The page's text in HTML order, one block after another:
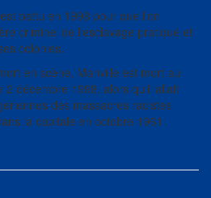
battu en 1998 pour que l’on
criminel de l’esclavage pratiqué et
colonies.
en scène, Manville est mort au
décembre 1998, alors qu’il allait
des massacres racistes
la capitale en octobre 1961.